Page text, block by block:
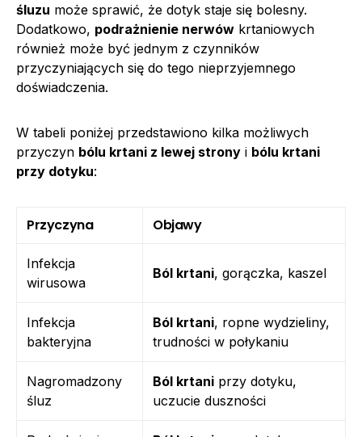
śluzu może sprawić, że dotyk staje się bolesny.
Dodatkowo, podrażnienie nerwów krtaniowych
również może być jednym z czynników
przyczyniających się do tego nieprzyjemnego
doświadczenia.
W tabeli poniżej przedstawiono kilka możliwych
przyczyn bólu krtani z lewej strony i bólu krtani
przy dotyku:
Przyczyna Objawy
Infekcja
wirusowa
Ból krtani, gorączka, kaszel
Infekcja
bakteryjna
Ból krtani, ropne wydzieliny,
trudności w połykaniu
Nagromadzony
śluz
Ból krtani przy dotyku,
uczucie duszności